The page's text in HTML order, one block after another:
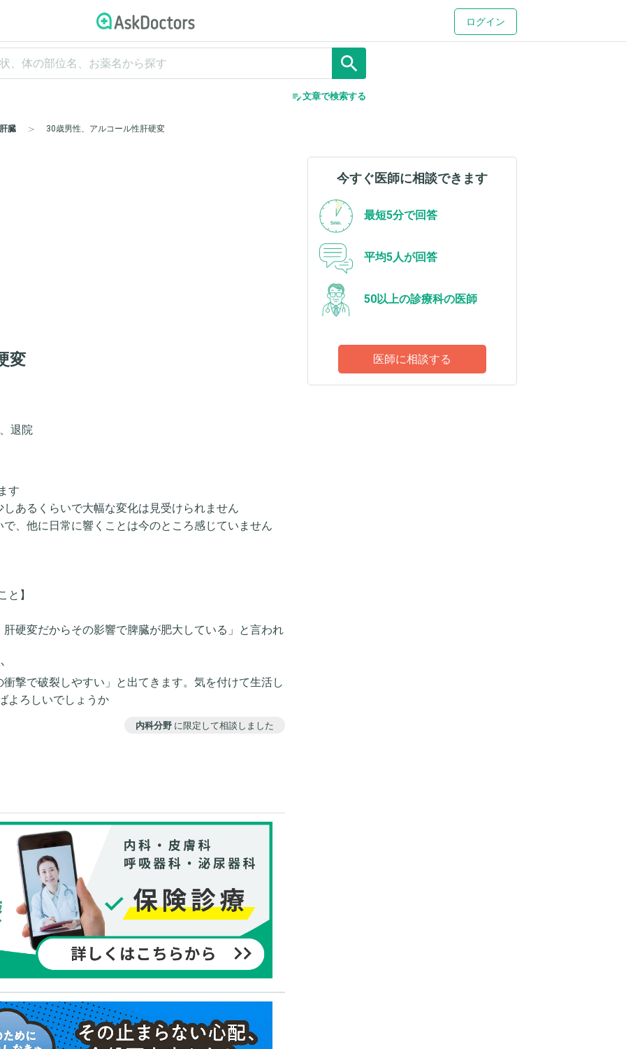
ログイン
search
edit_note文章で検索する
肝臓 30歳男性、アルコール性肝硬変
変
退院
す
あるくらいで大幅な変化は見受けられません
、他に日常に響くことは今のところ感じていません
】
硬変だからその影響で脾臓が肥大している」と言われ
撃で破裂しやすい」と出てきます。気を付けて生活し
よろしいでしょうか
内科分野 に限定して相談しました
今すぐ医師に相談できます
最短5分で回答
平均5人が回答
50以上の診療科の医師
医師に相談する